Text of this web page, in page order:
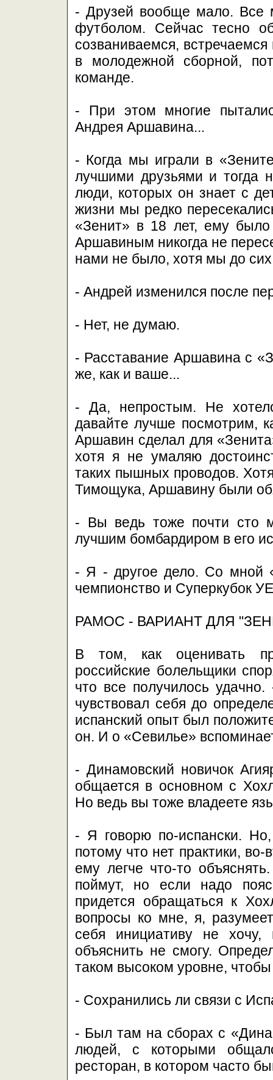
- Друзей вообще мало. Все
футболом. Сейчас тесно
созваниваемся,
в молодежной сборной,
команде.
- При этом многие
Андрея Аршавина...
- Когда мы играли в
лучшими друзьями и тогда
люди, которых он знает с
жизни мы редко
«Зенит» в 18 лет, ему
Аршавиным никогда не
нами не было, хотя мы до
- Андрей изменился после
- Нет, не думаю.
- Расставание Аршавина с
же, как и ваше...
- Да, непростым. Не
давайте лучше посмотрим,
Аршавин сделал для
хотя я не умаляю
таких пышных проводов.
Тимощука, Аршавину были
- Вы ведь тоже почти сто
лучшим бомбардиром в его
- Я - другое дело. Со мной
чемпионство и Суперкубок
РАМОС - ВАРИАНТ ДЛЯ
В том, как оценивать
российские болельщики
что все получилось
чувствовал себя до
испанский опыт был
он. И о «Севилье»
- Динамовский новичок
общается в основном с
Но ведь вы тоже владеете
- Я говорю по-испански.
потому что нет практики,
ему легче что-то
поймут, но если надо
придется обращаться к
вопросы ко мне, я,
себя инициативу не
объяснить не смогу.
таком высоком уровне,
- Сохранились ли связи с
- Был там на сборах с
людей, с которыми
ресторан, в котором часто